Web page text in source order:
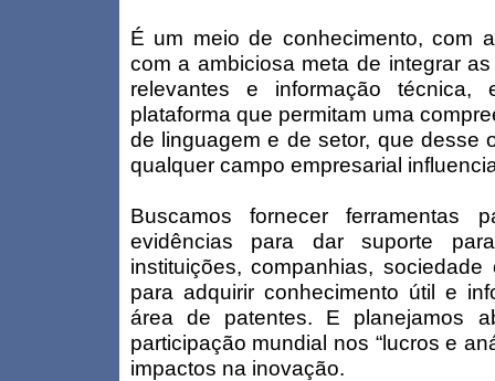
É um meio de conhecimento, com
com a ambiciosa meta de integrar
relevantes e informação
plataforma que permitam uma
de linguagem e de setor, que desse
qualquer campo empresarial
Buscamos fornecer ferramentas
evidências para dar suporte
instituições, companhias,
para adquirir conhecimento útil e
área de patentes. E planejamos
participação mundial nos “lucros e
impactos na inovação.